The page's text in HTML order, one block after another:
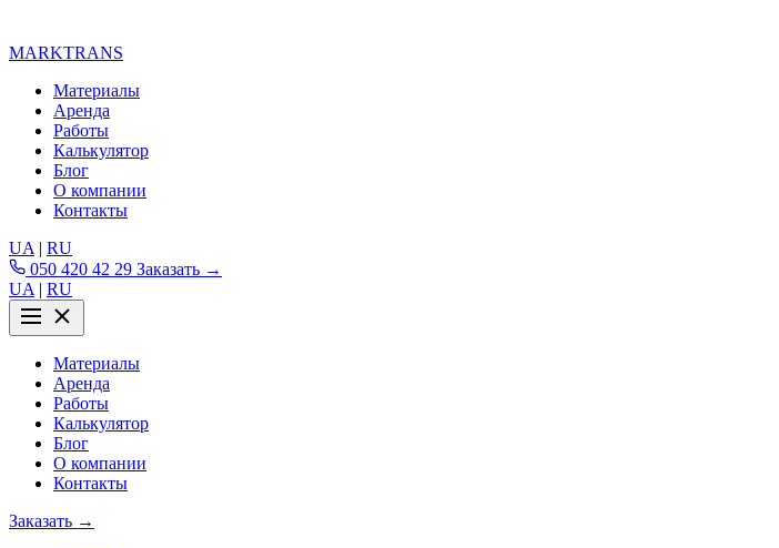
MARKTRANS
Материалы
Аренда
Работы
Калькулятор
Блог
О компании
Контакты
UA | RU
050 420 42 29 Заказать →
UA | RU
Материалы
Аренда
Работы
Калькулятор
Блог
О компании
Контакты
Заказать →